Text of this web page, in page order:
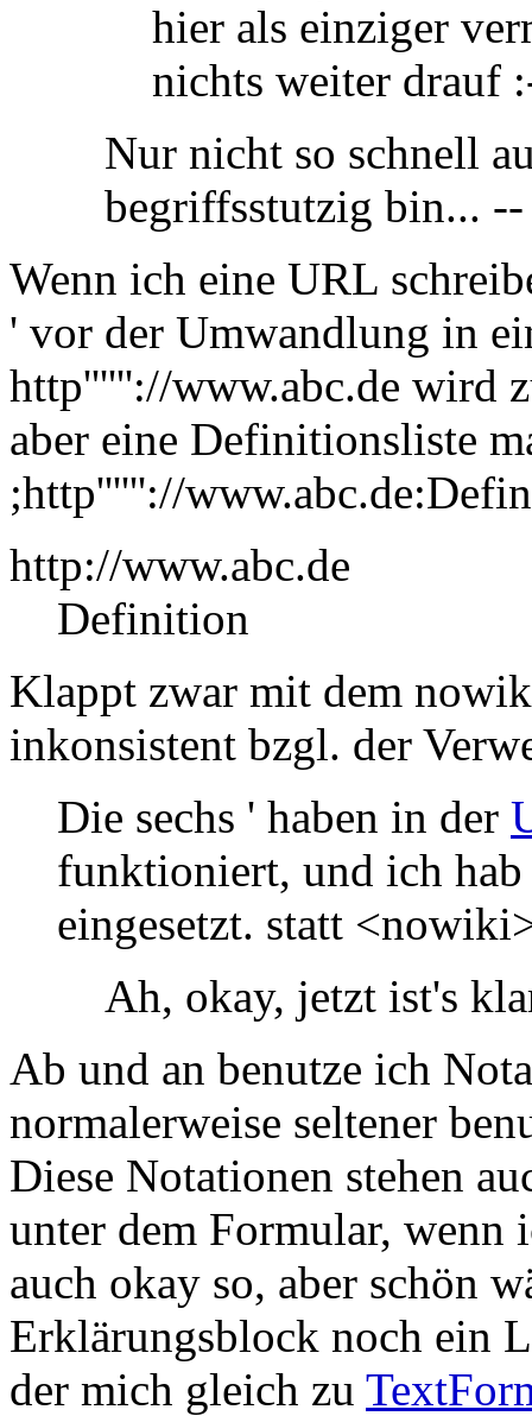
hier als einziger
nichts weiter drauf
Nur nicht so schnell
begriffsstutzig bin...
Wenn ich eine URL
' vor der Umwandlung in
http''''''://www.abc.de wird
aber eine Definitionsliste
;http''''''://
http://www.abc.de
Definition
Klappt zwar mit dem
inkonsistent bzgl. der
Die sechs ' haben in der
funktioniert, und ich hab
eingesetzt. statt
Ah, okay, jetzt ist's
Ab und an benutze ich
normalerweise seltener
Diese Notationen stehen
unter dem Formular, wenn
auch okay so, aber schön
Erklärungsblock noch ein
der mich gleich zu